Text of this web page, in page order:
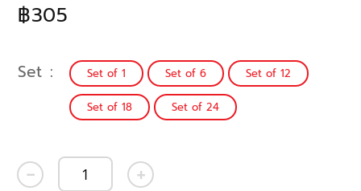
฿305
Set Set of 1 Set of 6 Set of 12
Set of 18 Set of 24